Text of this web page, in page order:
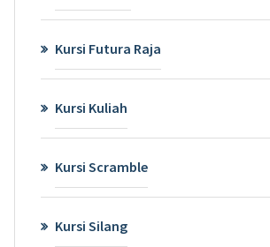
Kursi Futura Raja
Kursi Kuliah
Kursi Scramble
Kursi Silang